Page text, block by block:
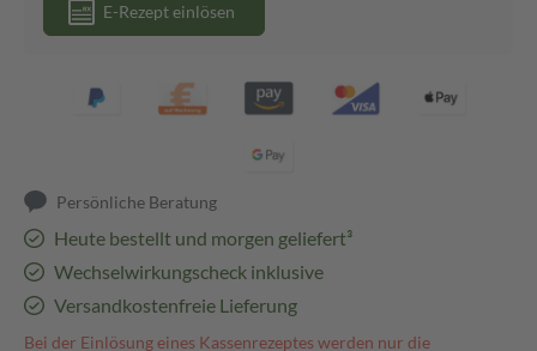
E-Rezept einlösen
Persönliche Beratung
Heute bestellt und morgen geliefert³
Wechselwirkungscheck inklusive
Versandkostenfreie Lieferung
Bei der Einlösung eines Kassenrezeptes werden nur die